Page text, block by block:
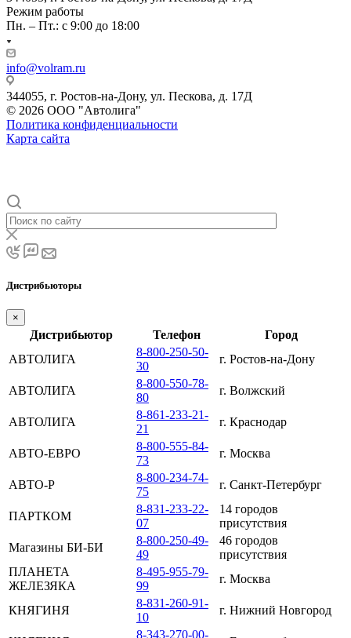
Режим работы
Пн. – Пт.: с 9:00 до 18:00
info@volram.ru
344055, г. Ростов-на-Дону, ул. Пескова, д. 17Д
© 2026 ООО "Автолига"
Политика конфиденциальности
Карта сайта
Дистрибьюторы
×
Дистрибьютор Телефон
Город
АВТОЛИГА
8-800-250-50-
30
г. Ростов-на-Дону
АВТОЛИГА
8-800-550-78-
80
г. Волжский
АВТОЛИГА
8-861-233-21-
21
г. Краснодар
АВТО-ЕВРО
8-800-555-84-
73
г. Москва
АВТО-Р
8-800-234-74-
75
г. Санкт-Петербург
ПАРТКОМ
8-831-233-22-
07
14 городов
присутствия
Магазины БИ-БИ
8-800-250-49-
49
46 городов
присутствия
ПЛАНЕТА
ЖЕЛЕЗЯКА
8-495-955-79-
99
г. Москва
КНЯГИНЯ
8-831-260-91-
10
г. Нижний Новгород
8-343-270-00-